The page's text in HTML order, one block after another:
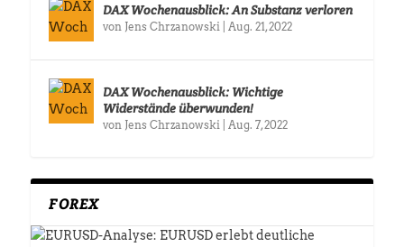
DAX Wochenausblick: An Substanz verloren
von Jens Chrzanowski Aug. 21, 2022
DAX Wochenausblick: Wichtige
Widerstände überwunden!
von Jens Chrzanowski Aug. 7, 2022
FOREX